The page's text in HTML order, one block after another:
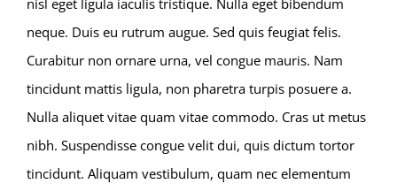
nisl eget ligula iaculis tristique. Nulla eget bibendum
neque. Duis eu rutrum augue. Sed quis feugiat felis.
Curabitur non ornare urna, vel congue mauris. Nam
tincidunt mattis ligula, non pharetra turpis posuere a.
Nulla aliquet vitae quam vitae commodo. Cras ut metus
nibh. Suspendisse congue velit dui, quis dictum tortor
tincidunt. Aliquam vestibulum, quam nec elementum